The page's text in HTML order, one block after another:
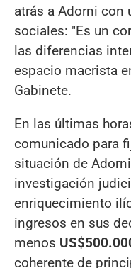
atrás a Adorni con
sociales: "Es un
las diferencias
espacio macrista
Gabinete.
En las últimas
comunicado para
situación de
investigación
enriquecimiento
ingresos en sus
menos
coherente de